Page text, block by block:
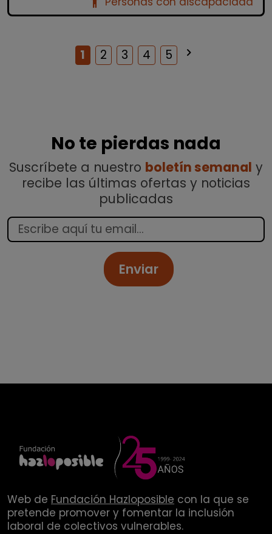
1 2 3 4 5 keyboard_arrow_right
No te pierdas nada
Suscríbete a nuestro boletín semanal y
recibe las últimas ofertas y noticias
publicadas
Enviar
Web de Fundación Hazloposible con la que se
pretende promover y fomentar la inclusión
laboral de colectivos vulnerables.